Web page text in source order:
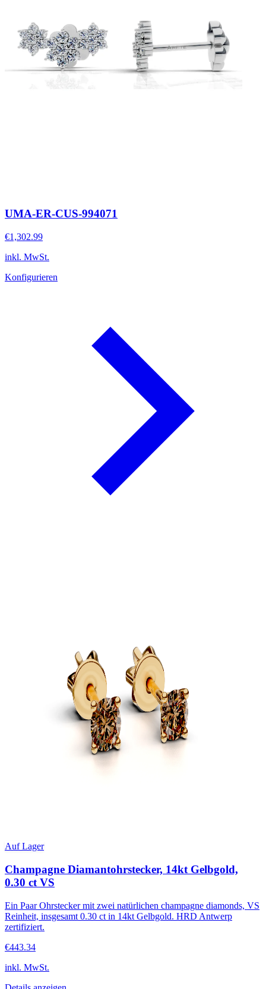
UMA-ER-CUS-994071
€1,302.99
inkl. MwSt.
Konfigurieren
Auf Lager
Champagne Diamantohrstecker, 14kt Gelbgold,
0.30 ct VS
Ein Paar Ohrstecker mit zwei natürlichen champagne diamonds, VS
Reinheit, insgesamt 0.30 ct in 14kt Gelbgold. HRD Antwerp
zertifiziert.
€443.34
inkl. MwSt.